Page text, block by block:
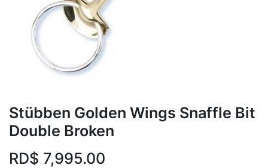
Stübben Golden Wings Snaffle Bit
Double Broken
RD$ 7,995.00